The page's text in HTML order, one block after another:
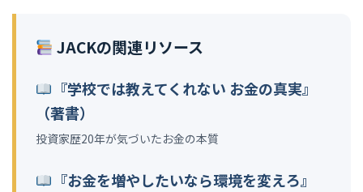
JACKの関連リソース
『学校では教えてくれない お金の真実』
（著書）
投資家歴20年が気づいたお金の本質
『お金を増やしたいなら環境を変えろ』